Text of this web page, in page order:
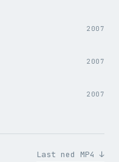
2007
1:27
2007
1:49
2007
Last ned MP4 ↓